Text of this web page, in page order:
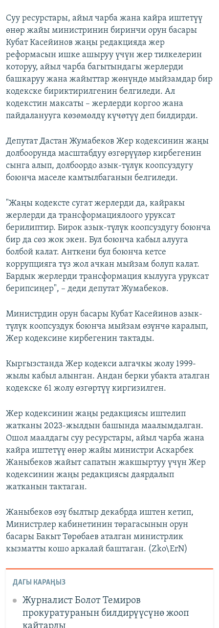
Суу ресурстары, айыл чарба жана кайра иштетүү
өнөр жайы министринин биринчи орун басары
Кубат Касейинов жаңы редакцияда жер
реформасын ишке ашыруу үчүн жер тилкелерин
которуу, айыл чарба багытындагы жерлерди
башкаруу жана жайыттар жөнүндө мыйзамдар бир
кодекске бириктирилгенин белгиледи. Ал
кодекстин максаты – жерлерди коргоо жана
пайдаланууга көзөмөлдү күчөтүү деп билдирди.
Депутат Дастан Жумабеков Жер кодексинин жаңы
долбоорунда масштабдуу өзгөрүүлөр кирбегенин
сынга алып, долбоордо азык-түлүк коопсуздугу
боюнча маселе камтылбаганын белгиледи.
"Жаңы кодексте сугат жерлерди да, кайракы
жерлерди да трансформациялоого уруксат
берилиптир. Бирок азык-түлүк коопсуздугу боюнча
бир да сөз жок экен. Бул боюнча кабыл алууга
болбой калат. Анткени бул боюнча кетсе
коррупцияга түз жол ачкан мыйзам болуп калат.
Бардык жерлерди трансформация кылууга уруксат
берипсиңер", – деди депутат Жумабеков.
Министрдин орун басары Кубат Касейинов азык-
түлүк коопсуздук боюнча мыйзам өзүнчө каралып,
Жер кодексине кирбегенин тактады.
Кыргызстанда Жер кодекси алгачкы жолу 1999-
жылы кабыл алынган. Андан берки убакта аталган
кодекске 61 жолу өзгөртүү киргизилген.
Жер кодексинин жаңы редакциясы иштелип
жатканы 2023-жылдын башында маалымдалган.
Ошол маалдагы суу ресурстары, айыл чарба жана
кайра иштетүү өнөр жайы министри Аскарбек
Жаныбеков жайыт сапатын жакшыртуу үчүн Жер
кодексинин жаңы редакциясы даярдалып
жатканын тактаган.
Жаныбеков өзү былтыр декабрда иштен кетип,
Министрлер кабинетинин төрагасынын орун
басары Бакыт Төрөбаев аталган министрлик
кызматты кошо аркалай баштаган. (Zko\ErN)
ДАГЫ КАРАҢЫЗ
Журналист Болот Темиров
прокуратуранын билдирүүсүнө жооп
кайтарды